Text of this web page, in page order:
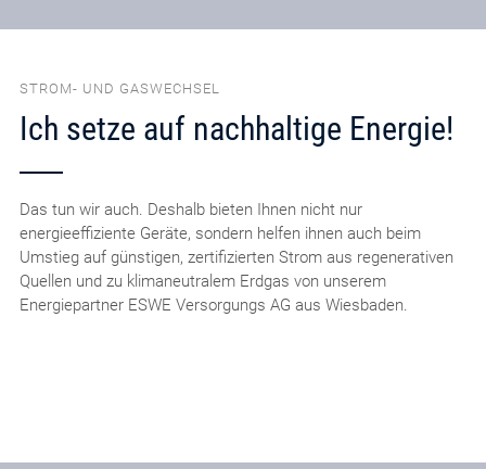
STROM- UND GASWECHSEL
Ich setze auf nachhaltige Energie!
Das tun wir auch. Deshalb bieten Ihnen nicht nur
energieeffiziente Geräte, sondern helfen ihnen auch beim
Umstieg auf günstigen, zertifizierten Strom aus regenerativen
Quellen und zu klimaneutralem Erdgas von unserem
Energiepartner ESWE Versorgungs AG aus Wiesbaden.